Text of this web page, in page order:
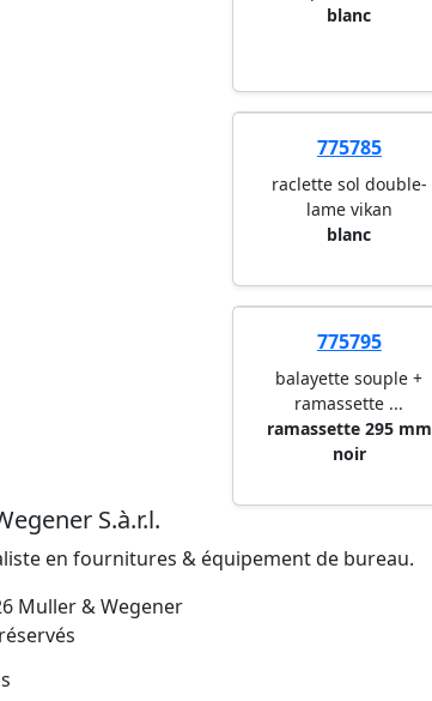
blanc
775785
raclette sol double-
lame vikan
blanc
775795
balayette souple +
ramassette ...
ramassette 295 mm
noir
S.à.r.l.
en fournitures & équipement de bureau.
Muller & Wegener